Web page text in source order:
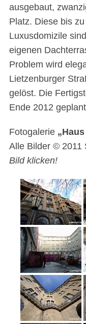
ausgebaut,
Platz. Diese bis
Luxusdomizile
eigenen
Problem wird
Lietzenburger
gelöst. Die
Ende 2012
Fotogalerie
Alle Bilder © 2011
Bild klicken!